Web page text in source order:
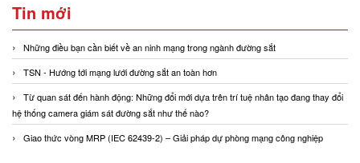
Tin mới
Những điều bạn cần biết về an ninh mạng trong ngành đường sắt
TSN - Hướng tới mạng lưới đường sắt an toàn hơn
Từ quan sát đến hành động: Những đổi mới dựa trên trí tuệ nhân tạo đang thay đổi
hệ thống camera giám sát đường sắt như thế nào?
Giao thức vòng MRP (IEC 62439-2) – Giải pháp dự phòng mạng công nghiệp